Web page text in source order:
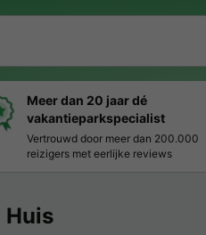
Meer dan 20 jaar dé
vakantieparkspecialist
Vertrouwd door meer dan 200.000
reizigers met eerlijke reviews
Huis